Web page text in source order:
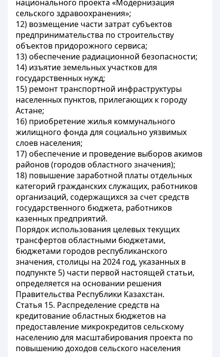
национального проекта «Модернизация
сельского здравоохранения»;
12) возмещение части затрат субъектов
предпринимательства по строительству
объектов придорожного сервиса;
13) обеспечение радиационной безопасности;
14) изъятие земельных участков для
государственных нужд;
15) ремонт транспортной инфраструктуры
населенных пунктов, прилегающих к городу
Астане;
16) приобретение жилья коммунального
жилищного фонда для социально уязвимых
слоев населения;
17) обеспечение и проведение выборов акимов
районов (городов областного значения);
18) повышение заработной платы отдельных
категорий гражданских служащих, работников
организаций, содержащихся за счет средств
государственного бюджета, работников
казенных предприятий.
Порядок использования целевых текущих
трансфертов областными бюджетами,
бюджетами городов республиканского
значения, столицы на 2024 год, указанных в
подпункте 5) части первой настоящей статьи,
определяется на основании решения
Правительства Республики Казахстан.
Статья 15. Распределение средств на
кредитование областных бюджетов на
предоставление микрокредитов сельскому
населению для масштабирования проекта по
повышению доходов сельского населения